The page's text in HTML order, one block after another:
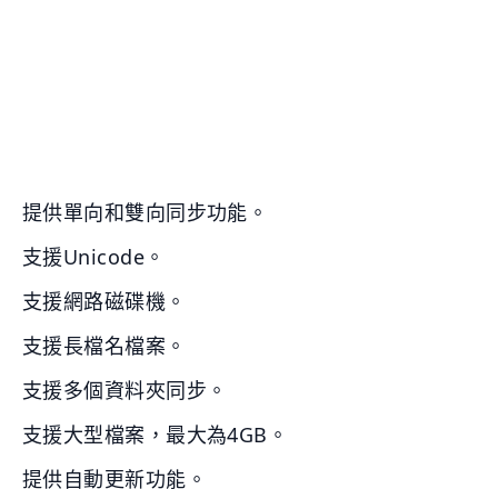
提供單向和雙向同步功能。
支援Unicode。
支援網路磁碟機。
支援長檔名檔案。
支援多個資料夾同步。
支援大型檔案，最大為4GB。
提供自動更新功能。